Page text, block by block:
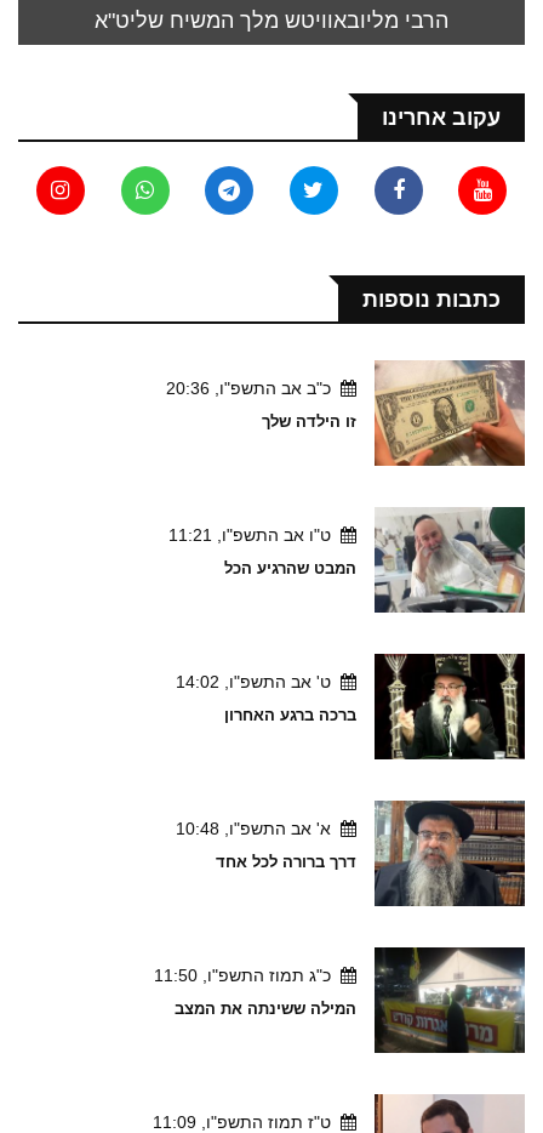
הרבי מליובאוויטש מלך המשיח שליט"א
עקוב אחרינו
כתבות נוספות
כ"ב אב התשפ"ו, 20:36
זו הילדה שלך
ט"ו אב התשפ"ו, 11:21
המבט שהרגיע הכל
ט' אב התשפ"ו, 14:02
ברכה ברגע האחרון
א' אב התשפ"ו, 10:48
דרך ברורה לכל אחד
כ"ג תמוז התשפ"ו, 11:50
המילה ששינתה את המצב
ט"ז תמוז התשפ"ו, 11:09